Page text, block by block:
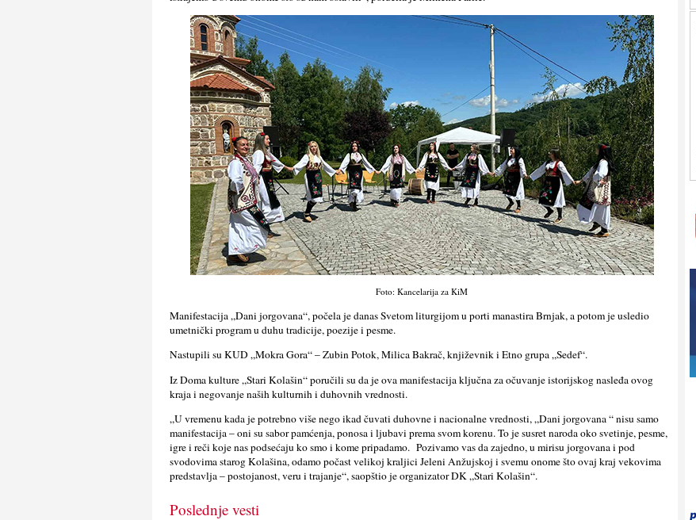
Foto: Kancelarija za KiM
Manifestacija „Dani jorgovana“, počela je danas Svetom liturgijom u porti manastira Brnjak, a potom je usledio
umetnički program u duhu tradicije, poezije i pesme.
Nastupili su KUD „Mokra Gora“ – Zubin Potok, Milica Bakrač, književnik i Etno grupa „Sedef“.
Iz Doma kulture „Stari Kolašin“ poručili su da je ova manifestacija ključna za očuvanje istorijskog nasleđa ovog
kraja i negovanje naših kulturnih i duhovnih vrednosti.
„U vremenu kada je potrebno više nego ikad čuvati duhovne i nacionalne vrednosti, „Dani jorgovana “ nisu samo
manifestacija – oni su sabor pamćenja, ponosa i ljubavi prema svom korenu. To je susret naroda oko svetinje, pesme,
igre i reči koje nas podsećaju ko smo i kome pripadamo. Pozivamo vas da zajedno, u mirisu jorgovana i pod
svodovima starog Kolašina, odamo počast velikoj kraljici Jeleni Anžujskoj i svemu onome što ovaj kraj vekovima
predstavlja – postojanost, veru i trajanje“, saopštio je organizator DK „Stari Kolašin“.
Poslednje vesti